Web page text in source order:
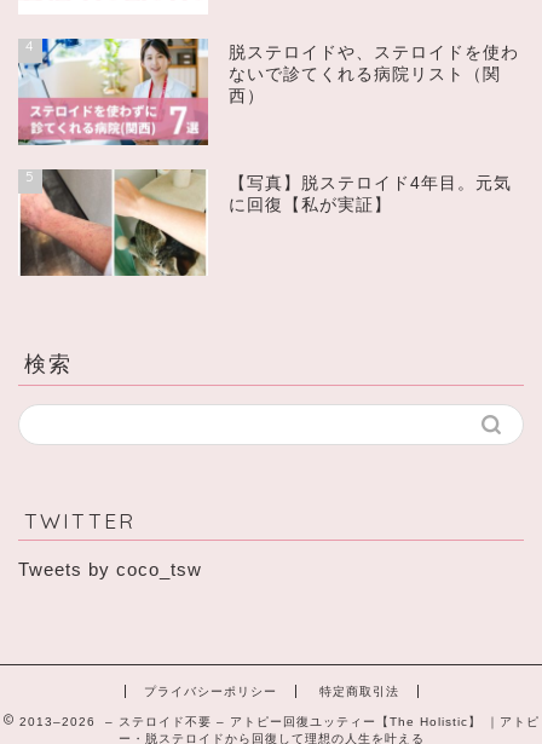
4
脱ステロイドや、ステロイドを使わ
ないで診てくれる病院リスト（関
西）
5
【写真】脱ステロイド4年目。元気
に回復【私が実証】
検索
TWITTER
Tweets by coco_tsw
プライバシーポリシー 特定商取引法
2013–2026 – ステロイド不要 – アトピー回復ユッティー【The Holistic】 ｜アトピ
ー・脱ステロイドから回復して理想の人生を叶える